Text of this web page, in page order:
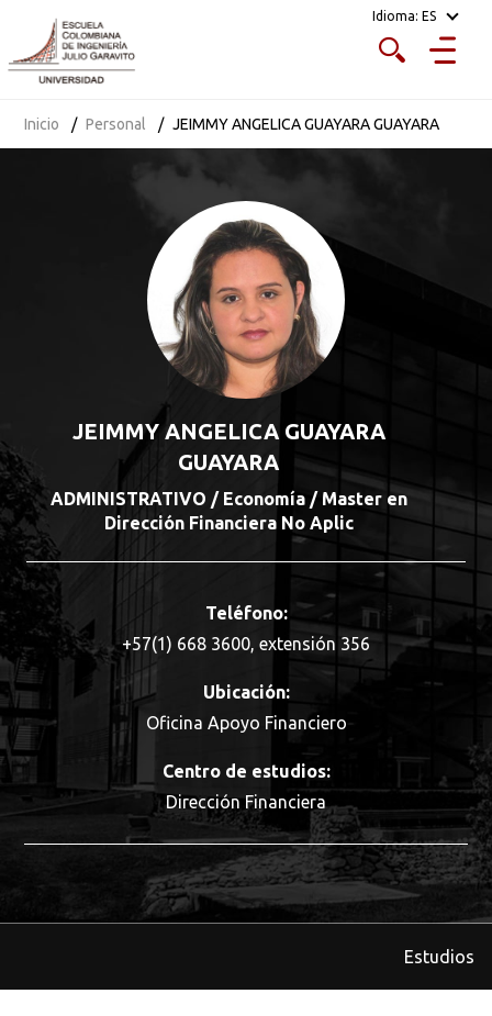
Idioma: ES
Inicio Personal JEIMMY ANGELICA GUAYARA GUAYARA
JEIMMY ANGELICA GUAYARA
GUAYARA
ADMINISTRATIVO / Economía / Master en
Dirección Financiera No Aplic
Teléfono:
+57(1) 668 3600, extensión 356
Ubicación:
Oficina Apoyo Financiero
Centro de estudios:
Dirección Financiera
Estudios